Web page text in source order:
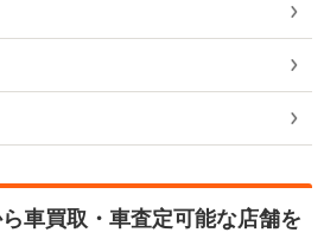
車買取・車査定可能な店舗を